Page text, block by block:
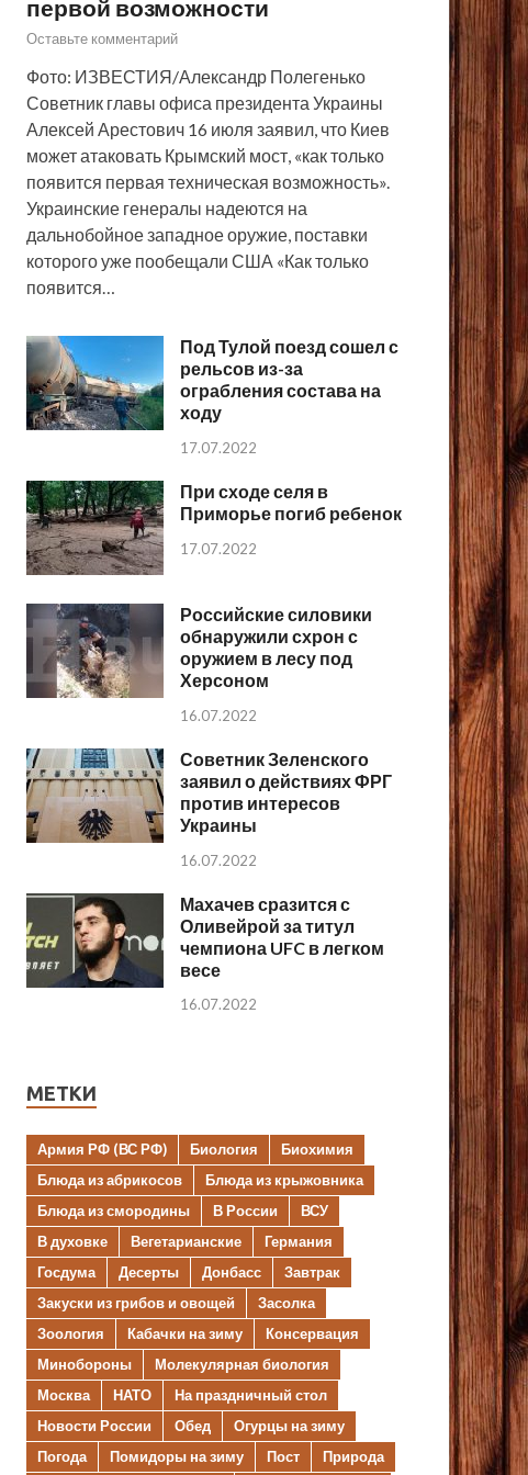
первой возможности
Оставьте комментарий
Фото: ИЗВЕСТИЯ/Александр Полегенько
Советник главы офиса президента Украины
Алексей Арестович 16 июля заявил, что Киев
может атаковать Крымский мост, «как только
появится первая техническая возможность».
Украинские генералы надеются на
дальнобойное западное оружие, поставки
которого уже пообещали США «Как только
появится…
Под Тулой поезд сошел с
рельсов из-за
ограбления состава на
ходу
17.07.2022
При сходе селя в
Приморье погиб ребенок
17.07.2022
Российские силовики
обнаружили схрон с
оружием в лесу под
Херсоном
16.07.2022
Советник Зеленского
заявил о действиях ФРГ
против интересов
Украины
16.07.2022
Махачев сразится с
Оливейрой за титул
чемпиона UFC в легком
весе
16.07.2022
МЕТКИ
Армия РФ (ВС РФ) Биология
Биохимия
Блюда из абрикосов
Блюда из крыжовника
Блюда из смородины
В России
ВСУ
В духовке
Вегетарианские
Германия
Госдума
Десерты Донбасс
Завтрак
Закуски из грибов и овощей
Засолка
Зоология
Кабачки на зиму
Консервация
Минобороны
Молекулярная биология
Москва
НАТО
На праздничный стол
Новости России
Обед
Огурцы на зиму
Погода
Помидоры на зиму Пост Природа